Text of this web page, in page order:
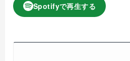
Spotifyで再生する